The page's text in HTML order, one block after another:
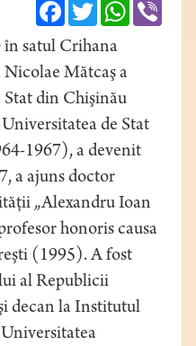
FacebookTwitterWhatsApp
în satul Crihana
Nicolae Mătcaş a
din Chişinău
de Stat
1967), a devenit
a ajuns doctor
„Alexandru Ioan
honoris causa
(1995). A fost
al Republicii
decan la Institutul